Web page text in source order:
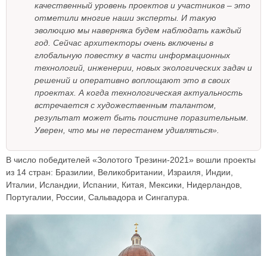
качественный уровень проектов и участников – это
отметили многие наши эксперты. И такую
эволюцию мы наверняка будем наблюдать каждый
год. Сейчас архитекторы очень включены в
глобальную повестку в части информационных
технологий, инженерии, новых экологических задач и
решений и оперативно воплощают это в своих
проектах. А когда технологическая актуальность
встречается с художественным талантом,
результат может быть поистине поразительным.
Уверен, что мы не перестанем удивляться».
В число победителей «Золотого Трезини-2021» вошли проекты
из 14 стран: Бразилии, Великобритании, Израиля, Индии,
Италии, Исландии, Испании, Китая, Мексики, Нидерландов,
Португалии, России, Сальвадора и Сингапура.